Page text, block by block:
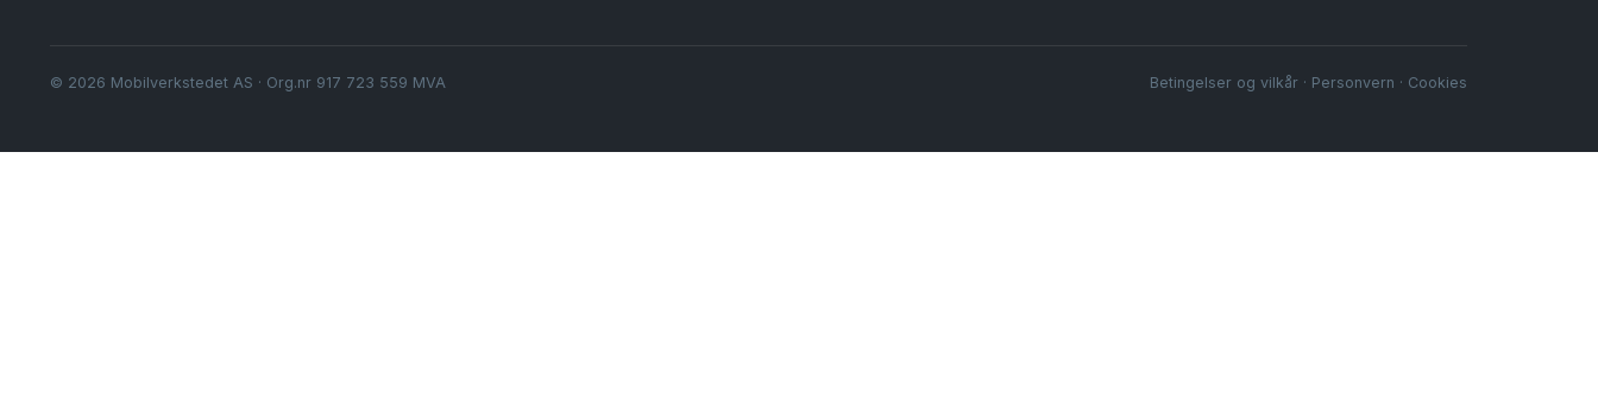
© 2026 Mobilverkstedet AS · Org.nr 917 723 559 MVA Betingelser og vilkår · Personvern · Cookies